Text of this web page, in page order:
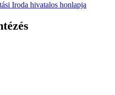
Iroda hivatalos honlapja